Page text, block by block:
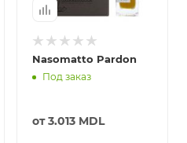
Nasomatto Pardon
Под заказ
от3.013 MDL